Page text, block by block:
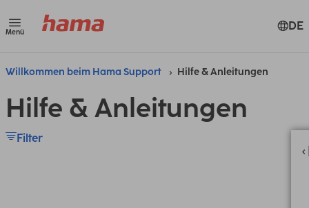
Menü DE
Willkommen beim Hama Support Hilfe & Anleitungen
Hilfe & Anleitungen
Filter